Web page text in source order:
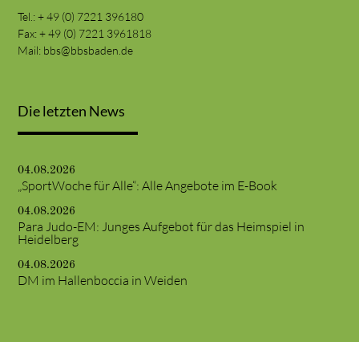
Tel.: + 49 (0) 7221 396180
Fax: + 49 (0) 7221 3961818
Mail: bbs@bbsbaden.de
Die letzten News
04.08.2026
„SportWoche für Alle“: Alle Angebote im E-Book
04.08.2026
Para Judo-EM: Junges Aufgebot für das Heimspiel in
Heidelberg
04.08.2026
DM im Hallenboccia in Weiden